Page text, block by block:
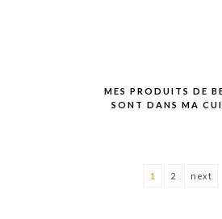
MES PRODUITS DE
SONT DANS MA
1 2 next